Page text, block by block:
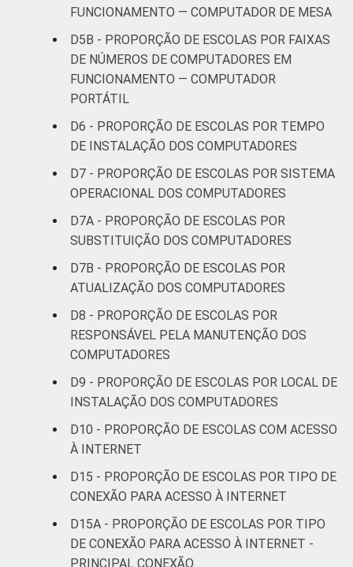
FUNCIONAMENTO — COMPUTADOR DE MESA
D5B - PROPORÇÃO DE ESCOLAS POR FAIXAS
DE NÚMEROS DE COMPUTADORES EM
FUNCIONAMENTO — COMPUTADOR
PORTÁTIL
D6 - PROPORÇÃO DE ESCOLAS POR TEMPO
DE INSTALAÇÃO DOS COMPUTADORES
D7 - PROPORÇÃO DE ESCOLAS POR SISTEMA
OPERACIONAL DOS COMPUTADORES
D7A - PROPORÇÃO DE ESCOLAS POR
SUBSTITUIÇÃO DOS COMPUTADORES
D7B - PROPORÇÃO DE ESCOLAS POR
ATUALIZAÇÃO DOS COMPUTADORES
D8 - PROPORÇÃO DE ESCOLAS POR
RESPONSÁVEL PELA MANUTENÇÃO DOS
COMPUTADORES
D9 - PROPORÇÃO DE ESCOLAS POR LOCAL DE
INSTALAÇÃO DOS COMPUTADORES
D10 - PROPORÇÃO DE ESCOLAS COM ACESSO
À INTERNET
D15 - PROPORÇÃO DE ESCOLAS POR TIPO DE
CONEXÃO PARA ACESSO À INTERNET
D15A - PROPORÇÃO DE ESCOLAS POR TIPO
DE CONEXÃO PARA ACESSO À INTERNET -
PRINCIPAL CONEXÃO